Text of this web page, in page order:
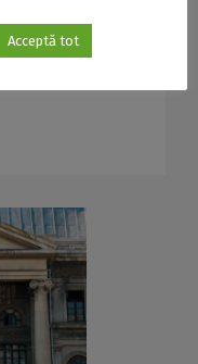
european
calitatea
Acceptă tot